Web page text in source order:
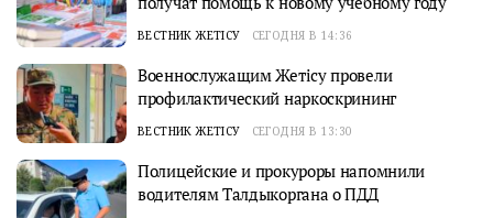
ВЕСТНИК ЖЕТІСУ СЕГОДНЯ В 14:36
Военнослужащим Жетісу провели
профилактический наркоскрининг
ВЕСТНИК ЖЕТІСУ СЕГОДНЯ В 13:30
Полицейские и прокуроры напомнили
водителям Талдыкоргана о ПДД